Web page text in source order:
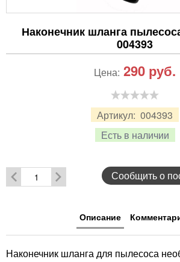
Наконечник шланга
004393
Артикул: 004393
Есть в наличии
Цена: 290 руб.
Сообщить о
Описание
Наконечник шланга для пылесоса